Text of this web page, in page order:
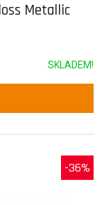
Metallic
SKLADEM!
-36%